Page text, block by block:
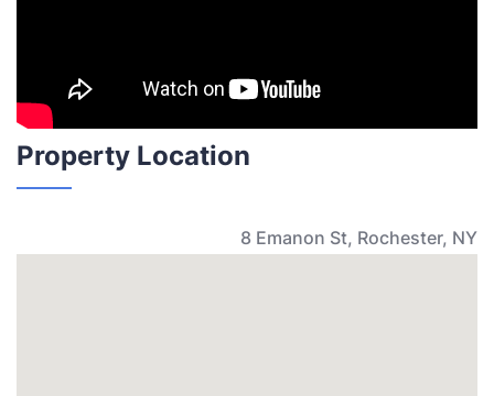
Property Location
8 Emanon St, Rochester, NY